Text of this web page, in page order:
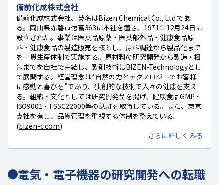
備前化成株式会社
備前化成株式会社、英名はBizen Chemical Co., Ltd.であ
る。岡山県赤磐市徳富363に本社を置き、1971年12月24日に
設立された。事業は医薬品原薬・医薬部外品・健康食品原
料・健康食品の製造販売を核とし、原料調達から製品化まで
を一貫生産体制で実施する。原材料の研究開発から製造・梱
包までを自社で完結し、製剤技術はBIZEN-Technologyとし
て展開する。経営理念は“自然の力とテクノロジーでお客様
に感動と喜びを”であり、独創的な技術で人々の健康を支え
る。組織・文化としては研究開発型を掲げ、健康食品GMP・
ISO9001・FSSC22000等の認証を取得している。また、東京
支社を有し、品質管理を重視する体制を整えている。
(bizen-c.com)
さらに詳しくみる
電気・電子機器の研究開発への転職